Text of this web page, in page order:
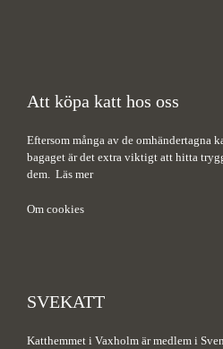
Att köpa katt hos oss
Eftersom många av de omhändertagna
bagaget är det extra viktigt att hitta
dem. Läs mer
Om cookies
SVEKATT
Katthemmet i Vaxholm är medlem i